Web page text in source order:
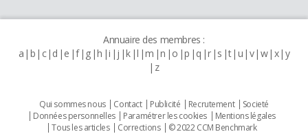
Annuaire des membres :
a b c d e f g h i j k l m n o p q r s t u v w x y
z
Qui sommes nous Contact Publicité Recrutement
Societé
Données personnelles
Paramétrer les cookies
Mentions légales
Tous les articles
Corrections © 2022 CCM Benchmark